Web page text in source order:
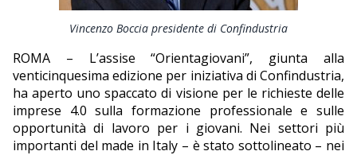
Vincenzo Boccia presidente di Confindustria
ROMA – L’assise “Orientagiovani”, giunta alla
venticinquesima edizione per iniziativa di Confindustria,
ha aperto uno spaccato di visione per le richieste delle
imprese 4.0 sulla formazione professionale e sulle
opportunità di lavoro per i giovani. Nei settori più
importanti del made in Italy – è stato sottolineato – nei